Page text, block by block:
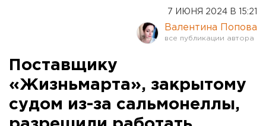
Курган
Оренбург
7 ИЮНЯ 2024 В 15:21
Валентина Попова
Поставщику
«Жизньмарта», закрытому
судом из-за сальмонеллы,